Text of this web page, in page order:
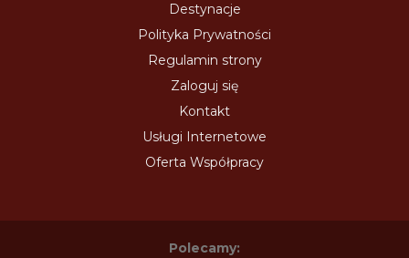
Destynacje
Polityka Prywatności
Regulamin strony
Zaloguj się
Kontakt
Usługi Internetowe
Oferta Współpracy
Polecamy: